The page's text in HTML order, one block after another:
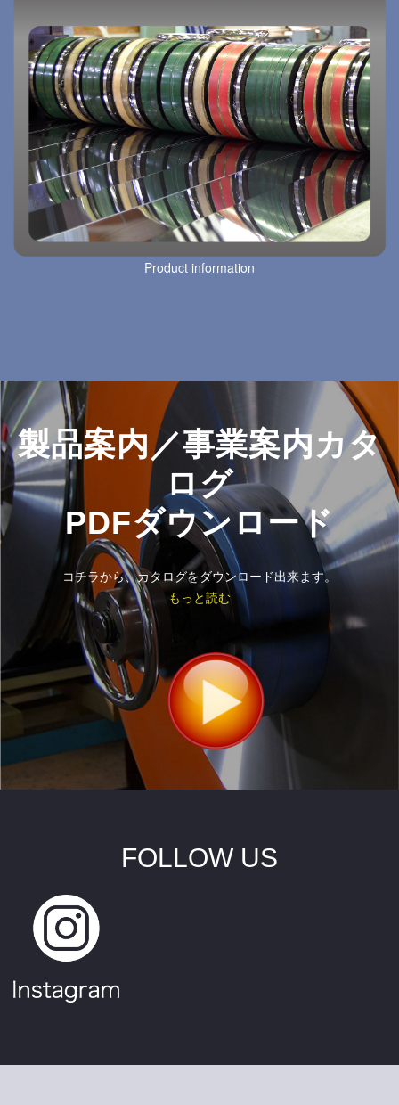
Product information
製品案内／事業案内カタ
ログ
PDFダウンロード
コチラから、カタログをダウンロード出来ます。
もっと読む
FOLLOW US